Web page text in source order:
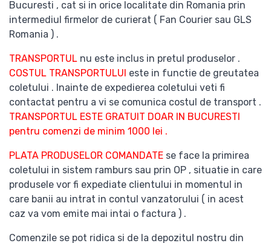
Bucuresti , cat si in orice localitate din Romania prin
intermediul firmelor de curierat ( Fan Courier sau GLS
Romania ) .
TRANSPORTUL nu este inclus in pretul produselor .
COSTUL TRANSPORTULUI este in functie de greutatea
coletului . Inainte de expedierea coletului veti fi
contactat pentru a vi se comunica costul de transport .
TRANSPORTUL ESTE GRATUIT DOAR IN BUCURESTI
pentru comenzi de minim 1000 lei .
PLATA PRODUSELOR COMANDATE se face la primirea
coletului in sistem ramburs sau prin OP , situatie in care
produsele vor fi expediate clientului in momentul in
care banii au intrat in contul vanzatorului ( in acest
caz va vom emite mai intai o factura ) .
Comenzile se pot ridica si de la depozitul nostru din